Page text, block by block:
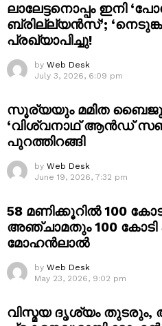
ലാലേട്ടനൊപ്പം ഇനി
ബ്രില്ല്യൻസ്’;
പ്രഖ്യാപിച്ചു!
by Web Desk
July 3, 2026, 6:09 pm
സൂര്യയും മമിത
‘വിശ്വനാഥ് ആൻഡ്
പുറത്തിറങ്ങി
by Web Desk
June 19, 2026, 7:32 pm
58 മണിക്കൂറിൽ 100
അഞ്ചാമതും 100
മോഹൻലാൽ
by Web Desk
May 23, 2026, 9:02 pm
വിസ്മയ ദൃശ്യം